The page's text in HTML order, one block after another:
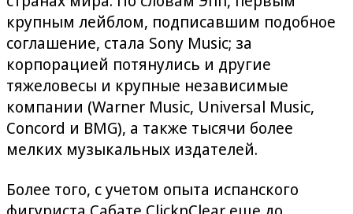
крупным лейблом, подписавшим подобное
соглашение, стала Sony Music; за
корпорацией потянулись и другие
тяжеловесы и крупные независимые
компании (Warner Music, Universal Music,
Concord и BMG), а также тысячи более
мелких музыкальных издателей.
Более того, с учетом опыта испанского